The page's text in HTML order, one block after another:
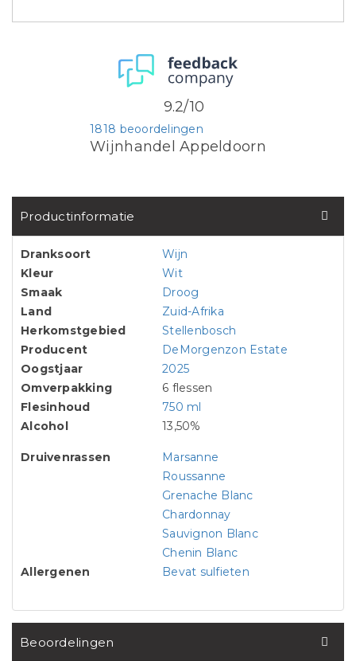
Wijnhandel Appeldoorn
1818 beoordelingen
9.2/10
Productinformatie
Dranksoort
Wijn
Kleur
Wit
Smaak
Droog
Land
Zuid-Afrika
Herkomstgebied
Stellenbosch
Producent
DeMorgenzon Estate
Oogstjaar
2025
Omverpakking
6 flessen
Flesinhoud
750 ml
Alcohol
13,50%
Druivenrassen
Marsanne
Roussanne
Grenache Blanc
Chardonnay
Sauvignon Blanc
Chenin Blanc
Allergenen
Bevat sulfieten
Beoordelingen